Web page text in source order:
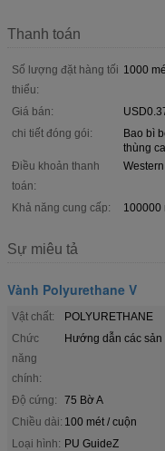
Thanh toán
Số lượng đặt hàng tối
thiểu:
1000
Giá bán:
chi tiết đóng gói:
Bao bì
thùng
Điều khoản thanh
toán:
Khả năng cung cấp: 100000
Sự miêu tả
Vành Polyurethane V
Vật chất:
POLYURETHANE
Chức
năng
chính:
Hướng dẫn các sản
Độ cứng:
75 Bờ A
Chiều dài: 100 mét / cuộn
Loại hình: PU GuideZ